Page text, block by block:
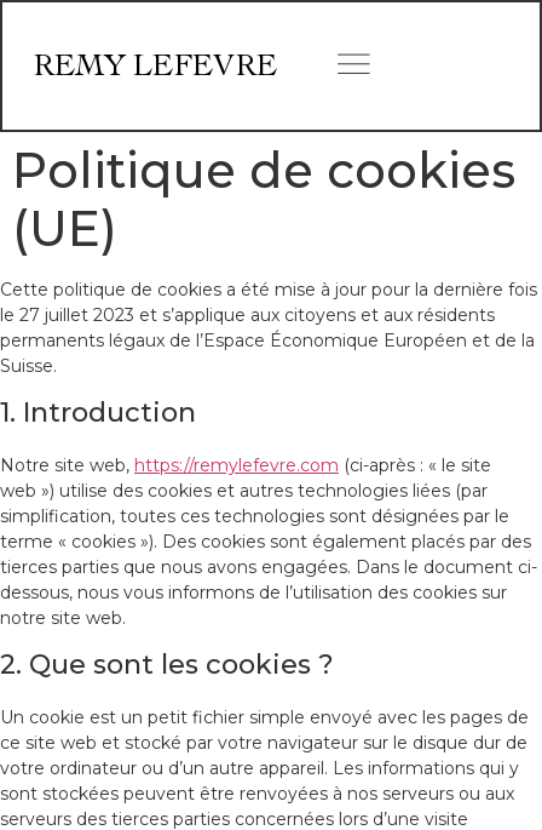
REMY LEFEVRE
Politique de cookies
(UE)
Cette politique de cookies a été mise à jour pour la dernière fois
le 27 juillet 2023 et s’applique aux citoyens et aux résidents
permanents légaux de l’Espace Économique Européen et de la
Suisse.
1. Introduction
Notre site web, https://remylefevre.com (ci-après : « le site
web ») utilise des cookies et autres technologies liées (par
simplification, toutes ces technologies sont désignées par le
terme « cookies »). Des cookies sont également placés par des
tierces parties que nous avons engagées. Dans le document ci-
dessous, nous vous informons de l’utilisation des cookies sur
notre site web.
2. Que sont les cookies ?
Un cookie est un petit fichier simple envoyé avec les pages de
ce site web et stocké par votre navigateur sur le disque dur de
votre ordinateur ou d’un autre appareil. Les informations qui y
sont stockées peuvent être renvoyées à nos serveurs ou aux
serveurs des tierces parties concernées lors d’une visite